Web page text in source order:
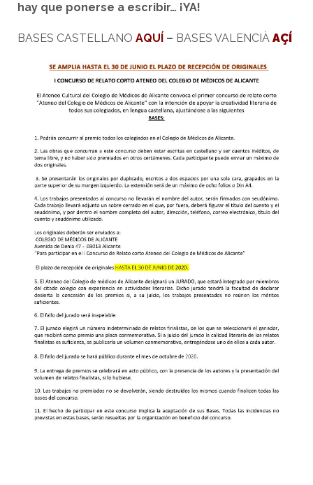
hay que ponerse a escribir… ¡YA!
BASES CASTELLANO AQUÍ – BASES VALENCIÀ AÇÍ